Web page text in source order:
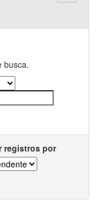
busca.
registros por